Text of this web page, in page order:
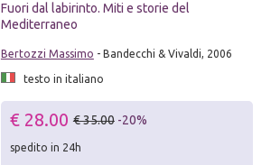
Fuori dal labirinto. Miti e storie del
Mediterraneo
Bertozzi Massimo - Bandecchi & Vivaldi, 2006
testo in italiano
€ 28.00 € 35.00 -20%
spedito in 24h